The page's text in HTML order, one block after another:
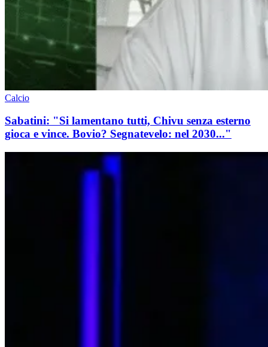
Calcio
Sabatini: "Si lamentano tutti, Chivu senza esterno
gioca e vince. Bovio? Segnatevelo: nel 2030..."